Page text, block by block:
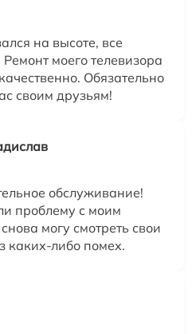
на высоте, все
моего телевизора
Обязательно
своим друзьям!
обслуживание!
проблему с моим
могу смотреть свои
каких-либо помех.